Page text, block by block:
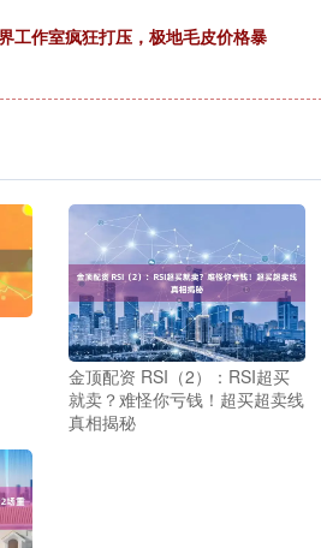
工作室疯狂打压，极地毛皮价格暴
金顶配资 RSI（2）：RSI超买
就卖？难怪你亏钱！超买超卖线
真相揭秘